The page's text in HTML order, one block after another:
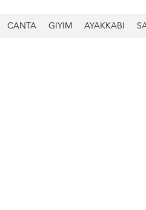
CANTA GIYIM AYAKKABI